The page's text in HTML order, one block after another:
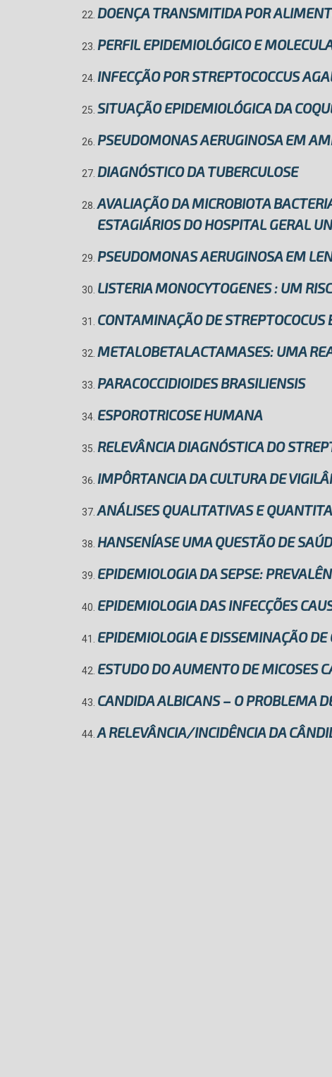
DOENÇA TRANSMITIDA POR
PERFIL EPIDEMIOLÓGICO E
INFECÇÃO POR STREPTOCOCCUS
SITUAÇÃO EPIDEMIOLÓGICA DA
PSEUDOMONAS AERUGINOSA EM
DIAGNÓSTICO DA TUBERCULOSE
AVALIAÇÃO DA MICROBIOTA
ESTAGIÁRIOS DO HOSPITAL GERAL
PSEUDOMONAS AERUGINOSA EM
LISTERIA MONOCYTOGENES : UM
CONTAMINAÇÃO DE
METALOBETALACTAMASES: UMA
PARACOCCIDIOIDES BRASILIENSIS
ESPOROTRICOSE HUMANA
RELEVÂNCIA DIAGNÓSTICA DO
IMPÔRTANCIA DA CULTURA DE
ANÁLISES QUALITATIVAS E
HANSENÍASE UMA QUESTÃO DE
EPIDEMIOLOGIA DA SEPSE:
EPIDEMIOLOGIA DAS INFECÇÕES
EPIDEMIOLOGIA E DISSEMINAÇÃO
ESTUDO DO AUMENTO DE MICOSES
CANDIDA ALBICANS – O PROBLEMA
A RELEVÂNCIA/INCIDÊNCIA DA